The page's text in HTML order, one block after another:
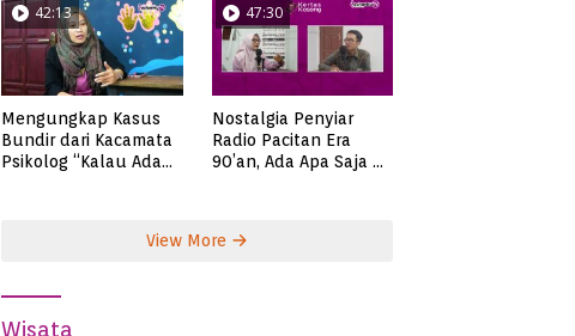
42:13
Mengungkap Kasus
Bundir dari Kacamata
Psikolog “Kalau Ada
47:30
Nostalgia Penyiar
Radio Pacitan Era
90’an, Ada Apa Saja di
View More
Wisata